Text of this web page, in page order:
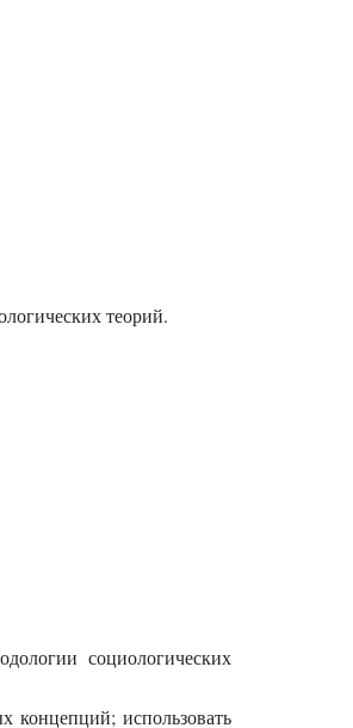
теорий.
социологических
концепций; использовать